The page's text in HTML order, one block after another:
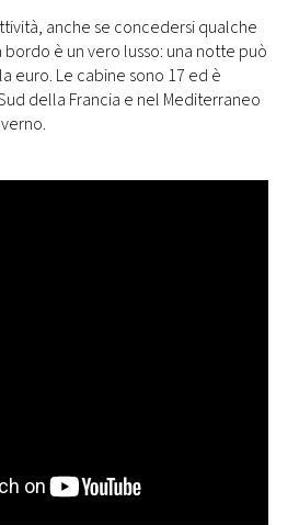
anche se concedersi qualche
è un vero lusso: una notte può
euro. Le cabine sono 17 ed è
della Francia e nel Mediterraneo